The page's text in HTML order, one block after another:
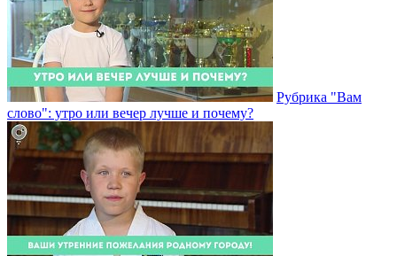
Рубрика "Вам
слово": утро или вечер лучше и почему?